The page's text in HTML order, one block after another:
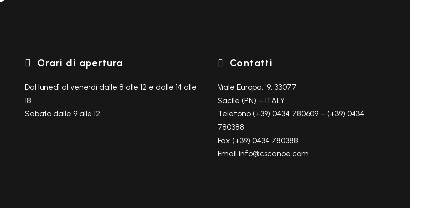
 Orari di apertura
Dal lunedì al venerdì dalle 8 alle 12 e dalle 14 alle
18
Sabato dalle 9 alle 12
 Contatti
Viale Europa, 19, 33077
Sacile (PN) – ITALY
Telefono (+39) 0434 780609 – (+39) 0434
780388
Fax (+39) 0434 780388
Email info@cscanoe.com